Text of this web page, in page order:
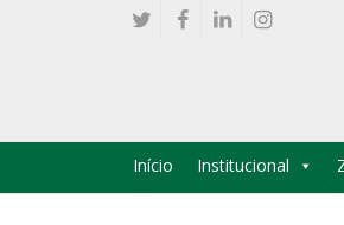
Início Institucional